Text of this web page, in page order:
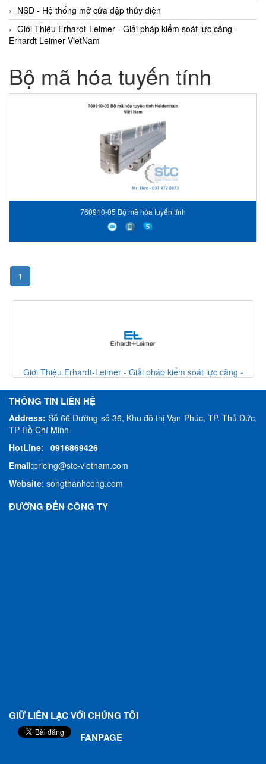
NSD - Hệ thống mở cửa đập thủy điện
Giới Thiệu Erhardt-Leimer - Giải pháp kiểm soát lực căng -
Erhardt Leimer VietNam
Bộ mã hóa tuyến tính
760910-05 Bộ mã hóa tuyến tính
1
Giới Thiệu Erhardt-Leimer - Giải pháp kiểm soát lực căng -
THÔNG TIN LIÊN HỆ
Address:Số 66 Đường số 36, Khu đô thị Vạn Phúc, TP. Thủ Đức,
TP Hồ Chí Minh
HotLine: 0916869426
Email:pricing@stc-vietnam.com
Website: songthanhcong.com
ĐƯỜNG ĐẾN CÔNG TY
GIỮ LIÊN LẠC VỚI CHÚNG TÔI
FANPAGE